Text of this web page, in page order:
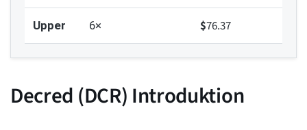
Upper 6× $76.37
Decred (DCR) Introduktion